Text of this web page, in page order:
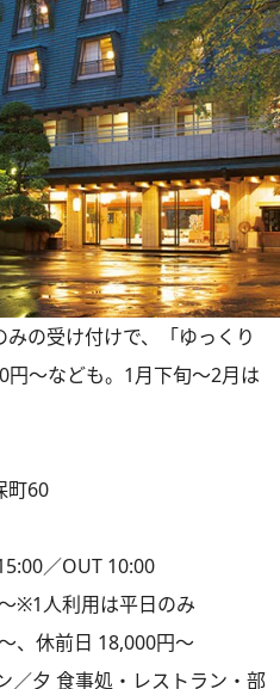
の受け付けで、「ゆっくり
～なども。1月下旬～2月は
町60
／OUT 10:00
※1人利用は平日のみ
、休前日 18,000円～
夕 食事処・レストラン・部